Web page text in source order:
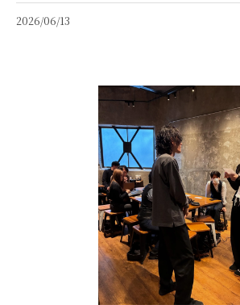
2026/06/13